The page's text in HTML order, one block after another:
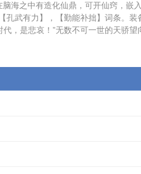
海之中有造化仙鼎，可开仙窍，嵌
武有力】，【勤能补拙】词条。装
，是悲哀！”无数不可一世的天骄